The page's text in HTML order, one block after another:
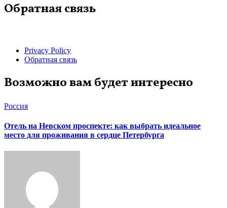
Обратная связь
Privacy Policy
Обратная связь
Возможно вам будет интересно
Россия
Отель на Невском проспекте: как выбрать идеальное
место для проживания в сердце Петербурга